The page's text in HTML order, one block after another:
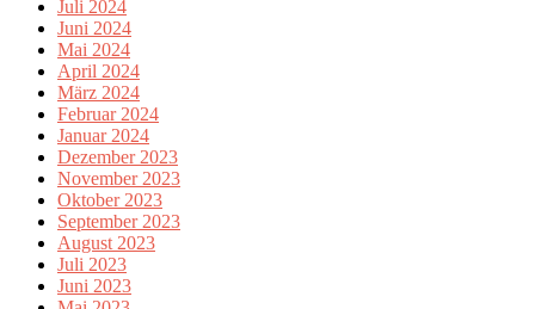
Juli 2024
Juni 2024
Mai 2024
April 2024
März 2024
Februar 2024
Januar 2024
Dezember 2023
November 2023
Oktober 2023
September 2023
August 2023
Juli 2023
Juni 2023